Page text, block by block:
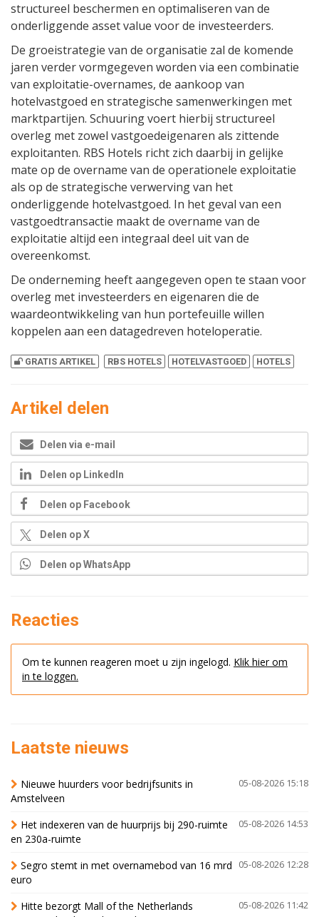
structureel beschermen en optimaliseren van de
onderliggende asset value voor de investeerders.
De groeistrategie van de organisatie zal de komende
jaren verder vormgegeven worden via een combinatie
van exploitatie-overnames, de aankoop van
hotelvastgoed en strategische samenwerkingen met
marktpartijen. Schuuring voert hierbij structureel
overleg met zowel vastgoedeigenaren als zittende
exploitanten. RBS Hotels richt zich daarbij in gelijke
mate op de overname van de operationele exploitatie
als op de strategische verwerving van het
onderliggende hotelvastgoed. In het geval van een
vastgoedtransactie maakt de overname van de
exploitatie altijd een integraal deel uit van de
overeenkomst.
De onderneming heeft aangegeven open te staan voor
overleg met investeerders en eigenaren die de
waardeontwikkeling van hun portefeuille willen
koppelen aan een datagedreven hoteloperatie.
GRATIS ARTIKEL RBS HOTELS HOTELVASTGOED HOTELS
Artikel delen
Delen via e-mail
Delen op LinkedIn
Delen op Facebook
Delen op X
Delen op WhatsApp
Reacties
Om te kunnen reageren moet u zijn ingelogd. Klik hier om
in te loggen.
Laatste nieuws
05-08-2026 15:18
Nieuwe huurders voor bedrijfsunits in
Amstelveen
05-08-2026 14:53
Het indexeren van de huurprijs bij 290-ruimte
en 230a-ruimte
05-08-2026 12:28
Segro stemt in met overnamebod van 16 mrd
euro
05-08-2026 11:42
Hitte bezorgt Mall of the Netherlands